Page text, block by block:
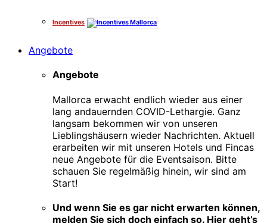
Incentives
Angebote
Angebote
Mallorca erwacht endlich wieder aus einer
lang andauernden COVID-Lethargie. Ganz
langsam bekommen wir von unseren
Lieblingshäusern wieder Nachrichten. Aktuell
erarbeiten wir mit unseren Hotels und Fincas
neue Angebote für die Eventsaison. Bitte
schauen Sie regelmäßig hinein, wir sind am
Start!
Und wenn Sie es gar nicht erwarten können,
melden Sie sich doch einfach so. Hier geht’s